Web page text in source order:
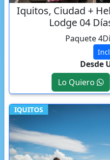
Iquitos, Ciudad +
Lodge 04
Paquete
Desde
Lo Quiero
IQUITOS